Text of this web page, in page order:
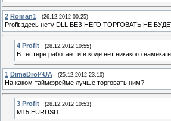
2 Roman1 (26.12.2012 00:25)
Profit здесь нету DLL,БЕЗ НЕГО ТОРГОВАТЬ НЕ
4 Profit (28.12.2012 10:55)
В тестере работает и в коде нет никакого намека
1 DimeDrol^UA (25.12.2012 23:10)
На каком таймфрейме лучше торговать ним?
3 Profit (28.12.2012 10:53)
М15 EURUSD